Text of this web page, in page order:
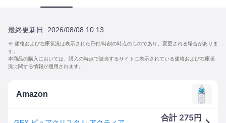
最終更新日: 2026/08/08 10:13
※ 価格および在庫状況は表示された日付/時刻の時点のものであり、変更される場合がありま
す。
本商品の購入においては、購入の時点で該当するサイトに表示されている価格および在庫状
況に関する情報が適用されます。
Amazon
合計 275円